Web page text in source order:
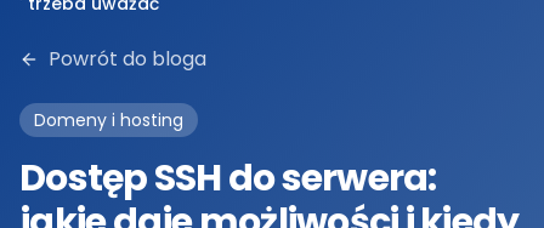
Powrót do bloga
Domeny i hosting
Dostęp SSH do serwera: